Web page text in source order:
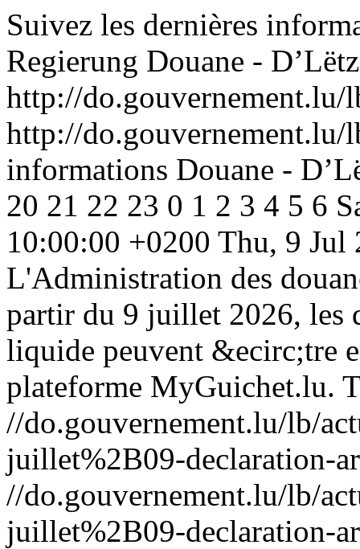
Suivez les dernières
Regierung Douane -
http://do.gouvernement.lu/
http://do.gouvernement.lu/
informations Douane -
20 21 22 23 0 1 2 3 4 5 6
10:00:00 +0200 Thu, 9 Jul
L'Administration des
partir du 9 juillet 2026, les
liquide peuvent &ecirc;tre
plateforme MyGuichet.lu.
//do.gouvernement.lu/lb/
juillet%2B09-declaration-
//do.gouvernement.lu/lb/
juillet%2B09-declaration-